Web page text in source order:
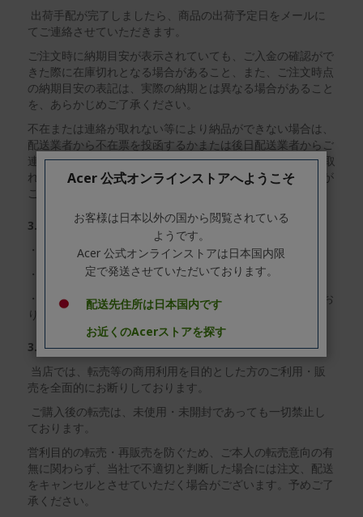
出荷手配が完了しましたら、商品の出荷予定日をメールに
てご連絡させていただきます。
ご注文時に納期目安が表示されていても、ご入金の確認がで
きた際に在庫切れとなる場合があること、また、ご注文時点
の納期目安の表記は、実際の納期とは異なる場合があること
を、あらかじめご了承ください。
不在または連絡が取れない等により納品ができない場合は、
配送業者から不在票を投函するかまたは後日配送業者からご
連絡をさせていただきますが、商品出荷後14日以上連絡が取
れない場合にはご注文をキャンセルとさせていただく場合が
ございますので、あらかじめご了承ください。
3.3 お荷物の転送について
・不正注文防止の為、お荷物の転送を禁止しております。
・発送後のお届け先の変更はお受けできません。
・お客様ご自身でのヤマト運輸への転送依頼もお断りしてお
ります。
3.4 転売を目的とした注文、配送先について
当店では、転売等の商用利用を目的とした方のご利用・販
売を全面的にお断りしております。
ご購入後の転売は、未使用・未開封であっても一切禁止し
ております。
営利目的の転売・再販売を防ぐため、ご本人の転売意向の有
無に関わらず、当社で不適切と判断した場合には注文、配送
をキャンセルとさせていただく場合がございます。予めご了
承ください。
Acer 公式オンラインストアへようこそ
お客様は日本以外の国から閲覧されている
ようです。
Acer 公式オンラインストアは日本国内限
定で発送させていただいております。
配送先住所は日本国内です
お近くのAcerストアを探す